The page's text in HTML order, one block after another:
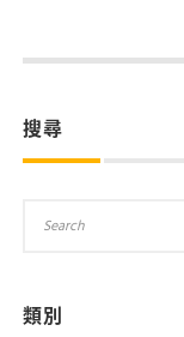
搜尋
類別